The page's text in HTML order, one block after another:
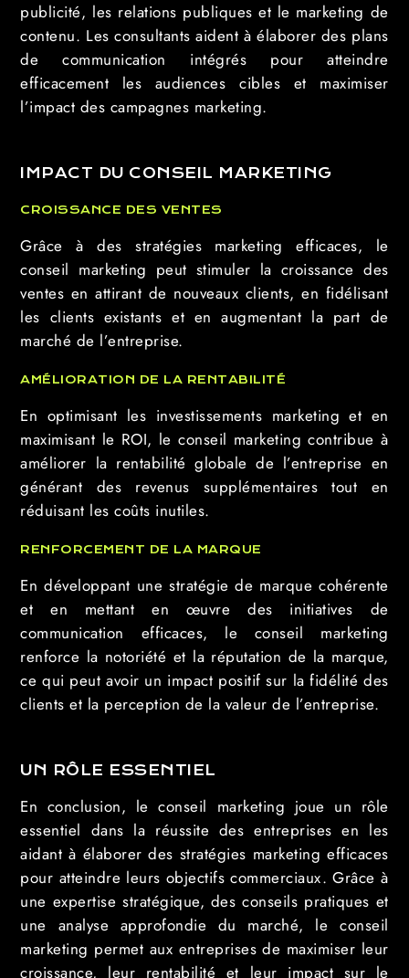
publicité, les relations publiques et le marketing de
contenu. Les consultants aident à élaborer des plans
de communication intégrés pour atteindre
efficacement les audiences cibles et maximiser
l’impact des campagnes marketing.
IMPACT DU CONSEIL MARKETING
CROISSANCE DES VENTES
Grâce à des stratégies marketing efficaces, le
conseil marketing peut stimuler la croissance des
ventes en attirant de nouveaux clients, en fidélisant
les clients existants et en augmentant la part de
marché de l’entreprise.
AMÉLIORATION DE LA RENTABILITÉ
En optimisant les investissements marketing et en
maximisant le ROI, le conseil marketing contribue à
améliorer la rentabilité globale de l’entreprise en
générant des revenus supplémentaires tout en
réduisant les coûts inutiles.
RENFORCEMENT DE LA MARQUE
En développant une stratégie de marque cohérente
et en mettant en œuvre des initiatives de
communication efficaces, le conseil marketing
renforce la notoriété et la réputation de la marque,
ce qui peut avoir un impact positif sur la fidélité des
clients et la perception de la valeur de l’entreprise.
UN RÔLE ESSENTIEL
En conclusion, le conseil marketing joue un rôle
essentiel dans la réussite des entreprises en les
aidant à élaborer des stratégies marketing efficaces
pour atteindre leurs objectifs commerciaux. Grâce à
une expertise stratégique, des conseils pratiques et
une analyse approfondie du marché, le conseil
marketing permet aux entreprises de maximiser leur
croissance, leur rentabilité et leur impact sur le